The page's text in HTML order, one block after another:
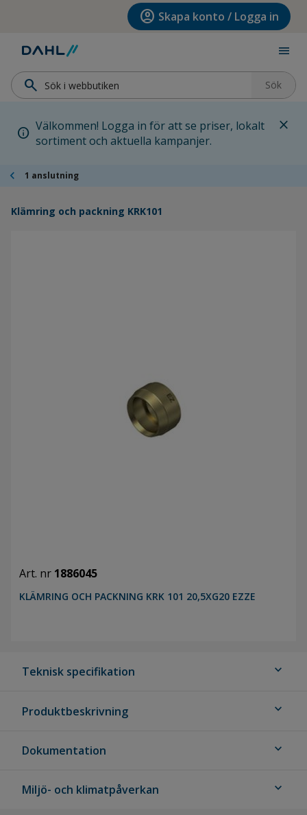
Hoppa till huvudinnehållet account_circle Skapa konto / Logga in
menu
search Sök
info Välkommen! Logga in för att se priser, lokalt
sortiment och aktuella kampanjer.
close
chevron_left 1 anslutning
Klämring och packning KRK101
Art. nr 1886045
KLÄMRING OCH PACKNING KRK 101 20,5XG20 EZZE
Teknisk specifikation expand_more
Produktbeskrivning expand_more
Dokumentation expand_more
Miljö- och klimatpåverkan expand_more